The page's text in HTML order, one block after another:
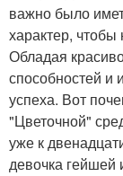
важно было
характер, чтобы
Обладая
способностей и
успеха. Вот
"Цветочной"
уже к
девочка гейшей